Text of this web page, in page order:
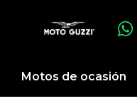
Motos de ocasión